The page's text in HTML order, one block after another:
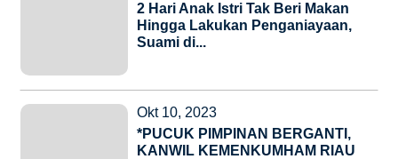
2 Hari Anak Istri Tak Beri Makan
Hingga Lakukan Penganiayaan,
Suami di...
Okt 10, 2023
*PUCUK PIMPINAN BERGANTI,
KANWIL KEMENKUMHAM RIAU